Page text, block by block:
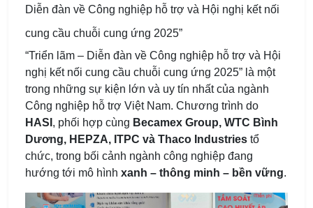
Diễn đàn về Công nghiệp hỗ trợ và Hội nghị kết nối
cung cầu chuỗi cung ứng 2025”
“Triển lãm – Diễn đàn về Công nghiệp hỗ trợ và Hội
nghị kết nối cung cầu chuỗi cung ứng 2025” là một
trong những sự kiện lớn và uy tín nhất của ngành
Công nghiệp hỗ trợ Việt Nam. Chương trình do
HASI , phối hợp cùng Becamex Group, WTC Bình
Dương, HEPZA, ITPC và Thaco Industries tổ
chức, trong bối cảnh ngành công nghiệp đang
hướng tới mô hình xanh – thông minh – bền vững.